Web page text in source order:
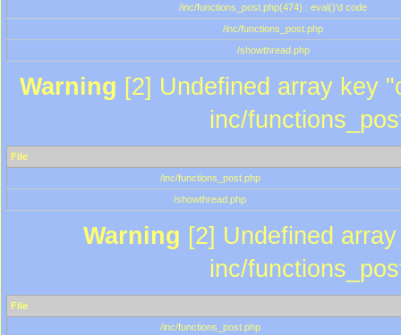
/inc/functions_post.php(474) : eval()'d code
/inc/functions_post.php
/showthread.php
Warning [2] Undefined array key
inc/
File
/inc/functions_post.php
/showthread.php
Warning [2] Undefined
inc/
File
/inc/functions_post.php